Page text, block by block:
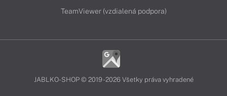
TeamViewer (vzdialená podpora)
JABLKO-SHOP © 2019 - 2026 Všetky práva vyhradené